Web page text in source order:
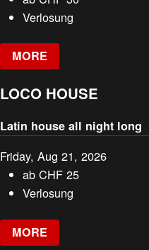
Verlosung
MORE
LOCO HOUSE
Latin house all night long
Friday, Aug 21, 2026
abCHF 25
Verlosung
MORE